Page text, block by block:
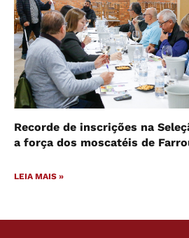
Recorde de inscrições na
a força dos moscatéis de
LEIA MAIS »